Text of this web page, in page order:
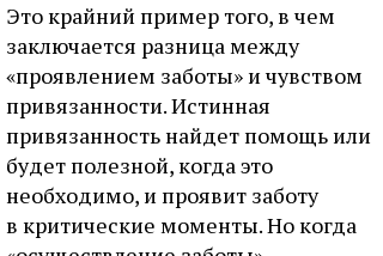
Это крайний пример того, в чем
заключается разница между
«проявлением заботы» и чувством
привязанности. Истинная
привязанность найдет помощь или
будет полезной, когда это
необходимо, и проявит заботу
в критические моменты. Но когда